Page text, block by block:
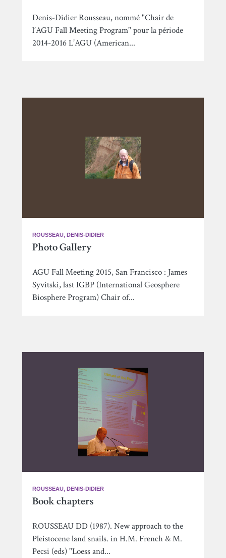
Denis-Didier Rousseau, nommé "Chair de
l’AGU Fall Meeting Program" pour la période
2014-2016 L’AGU (American...
ROUSSEAU, DENIS-DIDIER
Photo Gallery
AGU Fall Meeting 2015, San Francisco : James
Syvitski, last IGBP (International Geosphere
Biosphere Program) Chair of...
ROUSSEAU, DENIS-DIDIER
Book chapters
ROUSSEAU DD (1987). New approach to the
Pleistocene land snails. in H.M. French & M.
Pecsi (eds) "Loess and...